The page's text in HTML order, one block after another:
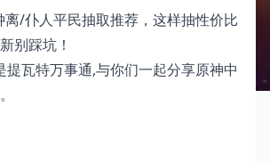
离/仆人平民抽取推荐，这样抽性价比
别踩坑！
提瓦特万事通,与你们一起分享原神中